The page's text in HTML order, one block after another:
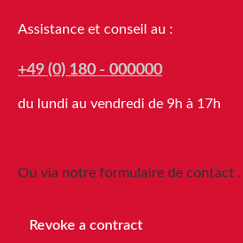
Assistance et conseil au :
+49 (0) 180 - 000000
du lundi au vendredi de 9h à 17h
Ou via notre formulaire de contact .
Revoke a contract